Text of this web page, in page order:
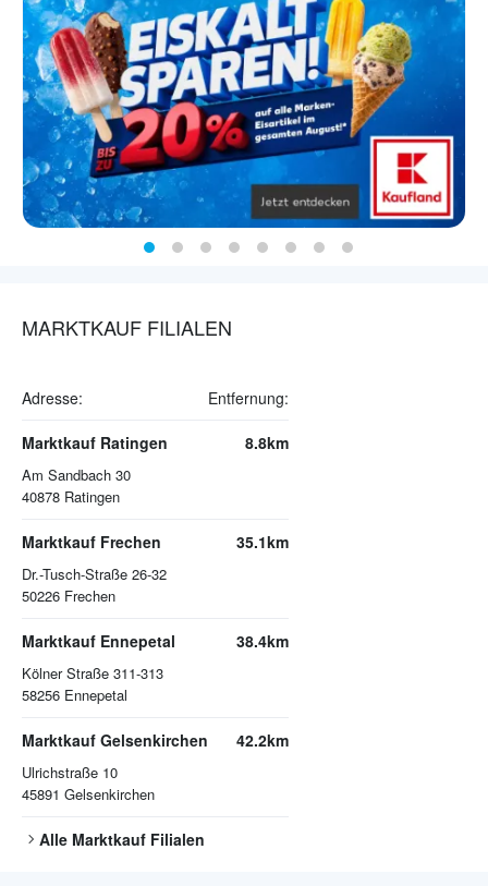
MARKTKAUF FILIALEN
Adresse: Entfernung:
Marktkauf Ratingen
Am Sandbach 30
40878 Ratingen
8.8km
Marktkauf Frechen
Dr.-Tusch-Straße 26-32
50226 Frechen
35.1km
Marktkauf Ennepetal
Kölner Straße 311-313
58256 Ennepetal
38.4km
Marktkauf Gelsenkirchen
Ulrichstraße 10
45891 Gelsenkirchen
42.2km
Alle Marktkauf Filialen